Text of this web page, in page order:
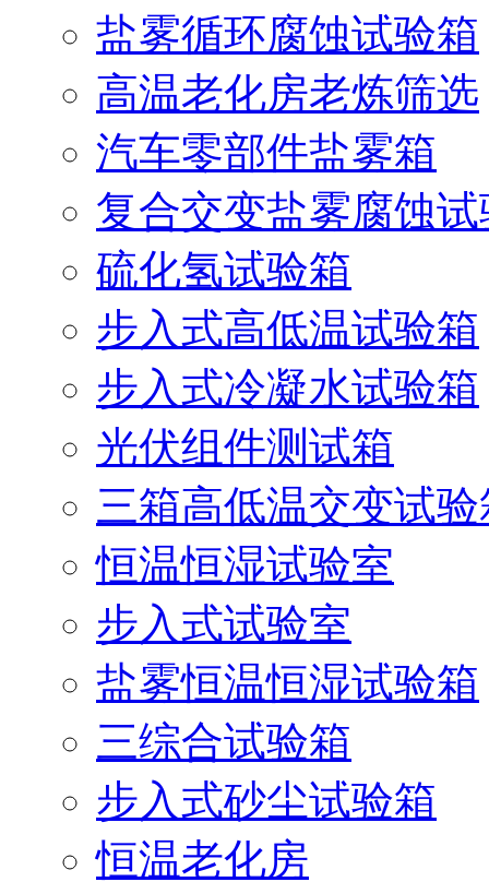
盐雾循环腐蚀试验箱
高温老化房老炼筛选
汽车零部件盐雾箱
复合交变盐雾腐蚀
硫化氢试验箱
步入式高低温试验箱
步入式冷凝水试验箱
光伏组件测试箱
三箱高低温交变试验
恒温恒湿试验室
步入式试验室
盐雾恒温恒湿试验箱
三综合试验箱
步入式砂尘试验箱
恒温老化房